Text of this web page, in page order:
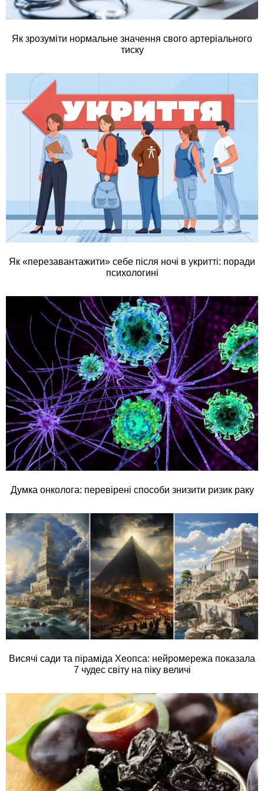
Як зрозуміти нормальне значення свого артеріального
тиску
Як «перезавантажити» себе після ночі в укритті: поради
психологині
Думка онколога: перевірені способи знизити ризик раку
Висячі сади та піраміда Хеопса: нейромережа показала
7 чудес світу на піку величі